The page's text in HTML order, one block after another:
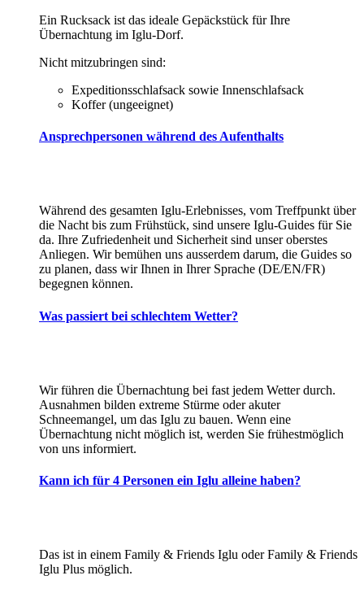
Ein Rucksack ist das ideale Gepäckstück für Ihre
Übernachtung im Iglu-Dorf.
Nicht mitzubringen sind:
Expeditionsschlafsack sowie Innenschlafsack
Koffer (ungeeignet)
Ansprechpersonen während des Aufenthalts
Während des gesamten Iglu-Erlebnisses, vom Treffpunkt über
die Nacht bis zum Frühstück, sind unsere Iglu-Guides für Sie
da. Ihre Zufriedenheit und Sicherheit sind unser oberstes
Anliegen. Wir bemühen uns ausserdem darum, die Guides so
zu planen, dass wir Ihnen in Ihrer Sprache (DE/EN/FR)
begegnen können.
Was passiert bei schlechtem Wetter?
Wir führen die Übernachtung bei fast jedem Wetter durch.
Ausnahmen bilden extreme Stürme oder akuter
Schneemangel, um das Iglu zu bauen. Wenn eine
Übernachtung nicht möglich ist, werden Sie frühestmöglich
von uns informiert.
Kann ich für 4 Personen ein Iglu alleine haben?
Das ist in einem Family & Friends Iglu oder Family & Friends
Iglu Plus möglich.